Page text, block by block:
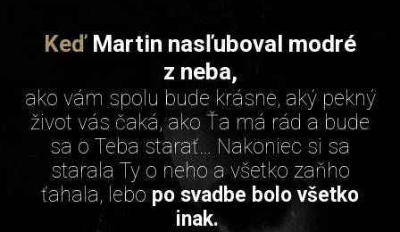
Keď Martin nasľuboval modré
z neba,
ako vám spolu bude krásne, aký pekný
život vás čaká, ako Ťa má rád a bude
sa o Teba starať… Nakoniec si sa
starala Ty o neho a všetko zaňho
ťahala, lebo po svadbe bolo všetko
inak.